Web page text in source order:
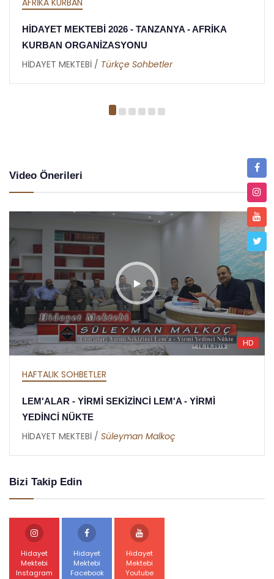
- AFRİKA
HİDAYET MEKTEBİ 2026 İFTAR
TANZANYA - AFRİKA
HİDAYET MEKTEBİ /
Video Önerileri
HD
- YİRMİ
MEKTUBAT - YİRMİ DOKUZUNCU
HİDAYET MEKTEBİ /
Bizi Takip Edin
Hidayet
Mektebi
Instagram
Hidayet
Mektebi
Facebook
Hidayet
Mektebi
Youtube